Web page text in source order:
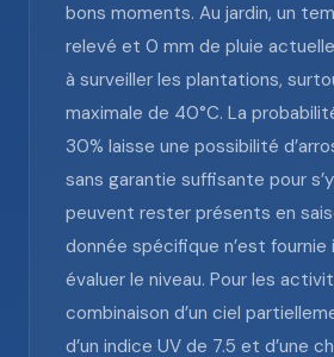
bons moments. Au jardin, un
relevé et 0 mm de pluie
à surveiller les plantations,
maximale de 40°C. La
30% laisse une possibilité
sans garantie suffisante pour
peuvent rester présents en
donnée spécifique n’est fournie
évaluer le niveau. Pour les
combinaison d’un ciel
d’un indice UV de 7.5 et d’une